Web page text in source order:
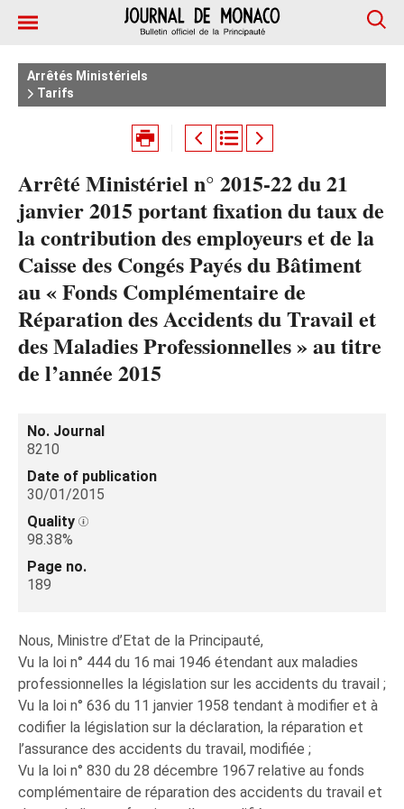
Arrêtés Ministériels
Tarifs
Arrêté Ministériel n° 2015-22 du 21
janvier 2015 portant fixation du taux de
la contribution des employeurs et de la
Caisse des Congés Payés du Bâtiment
au « Fonds Complémentaire de
Réparation des Accidents du Travail et
des Maladies Professionnelles » au titre
de l’année 2015
No. Journal
8210
Date of publication
30/01/2015
Quality
98.38%
Page no.
189
Nous, Ministre d’Etat de la Principauté,
Vu la loi n° 444 du 16 mai 1946 étendant aux maladies
professionnelles la législation sur les accidents du travail ;
Vu la loi n° 636 du 11 janvier 1958 tendant à modifier et à
codifier la législation sur la déclaration, la réparation et
l’assurance des accidents du travail, modifiée ;
Vu la loi n° 830 du 28 décembre 1967 relative au fonds
complémentaire de réparation des accidents du travail et